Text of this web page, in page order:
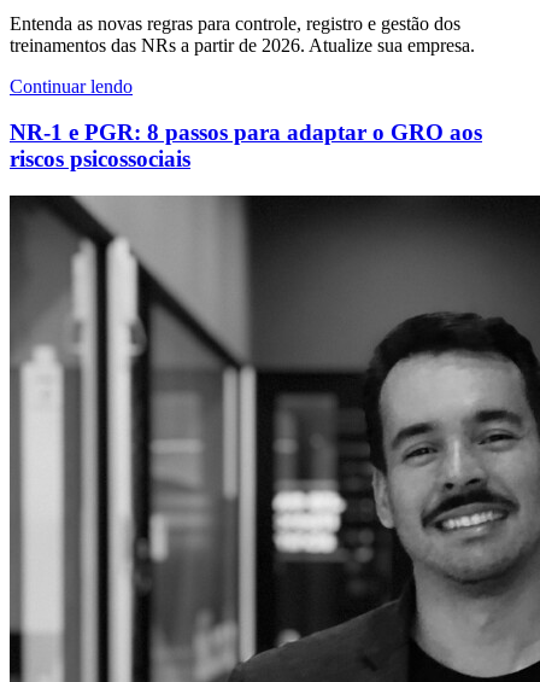
Entenda as novas regras para controle, registro e gestão dos
treinamentos das NRs a partir de 2026. Atualize sua empresa.
Continuar lendo
NR-1 e PGR: 8 passos para adaptar o GRO aos
riscos psicossociais